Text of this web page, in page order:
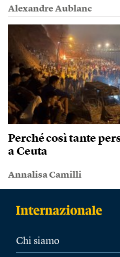
Alexandre Aublanc
Perché così tante
a Ceuta
Annalisa Camilli
Chi siamo